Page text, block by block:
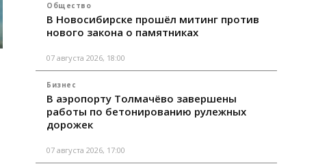
Общество
В Новосибирске прошёл митинг против
нового закона о памятниках
07 августа 2026, 18:00
Бизнес
В аэропорту Толмачёво завершены
работы по бетонированию рулежных
дорожек
07 августа 2026, 17:00